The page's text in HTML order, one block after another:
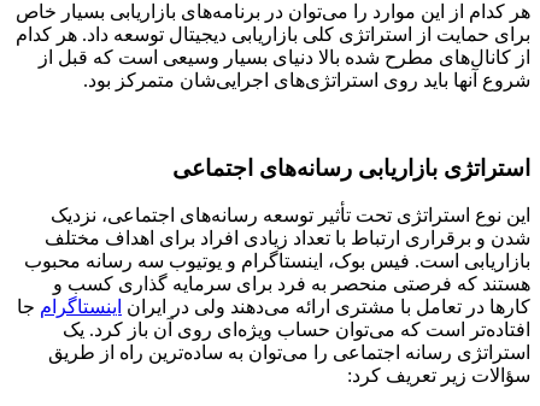
هر کدام از این موارد را می‌توان در برنامه‌های بازاریابی بسیار خاص
برای حمایت از استراتژی کلی بازاریابی دیجیتال توسعه داد. هر کدام
از کانال‌های مطرح شده بالا دنیای بسیار وسیعی است که قبل از
شروع آنها باید روی استراتژی‌های اجرایی‌شان متمرکز بود.
استراتژی بازاریابی رسانه‌های اجتماعی
این نوع استراتژی تحت تأثیر توسعه رسانه‌های اجتماعی، نزدیک
شدن و برقراری ارتباط با تعداد زیادی افراد برای اهداف مختلف
بازاریابی است. فیس بوک، اینستاگرام و یوتیوب سه رسانه محبوب
هستند که فرصتی منحصر به فرد برای سرمایه گذاری کسب و
کارها در تعامل با مشتری ارائه می‌دهند ولی در ایران اینستاگرام جا
افتاده‌تر است که می‌توان حساب ویژه‌ای روی آن باز کرد. یک
استراتژی رسانه اجتماعی را می‌توان به ساده‌ترین راه از طریق
سؤالات زیر تعریف کرد: